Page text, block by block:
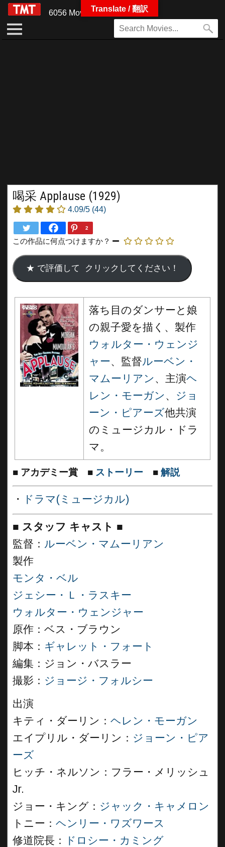
6056 Movies
喝采 Applause (1929)
4.09/5 (44)
2
この作品に何点つけますか？
落ち目のダンサーと娘
の親子愛を描く、製作
ウォルター・ウェンジ
ャー、監督ルーベン・
マムーリアン 、主演ヘ
レン・モーガン 、 ジョ
ーン・ピアーズ他共演
のミュージカル・ドラ
マ。
■ アカデミー賞 ■ ストーリー ■ 解説
・ ドラマ(ミュージカル)
■ スタッフ キャスト ■
監督： ルーベン・マムーリアン
製作
モンタ・ベル
ジェシー・Ｌ・ラスキー
ウォルター・ウェンジャー
原作：ベス・ブラウン
脚本： ギャレット・フォート
編集：ジョン・バスラー
撮影： ジョージ・フォルシー
出演
キティ・ダーリン： ヘレン・モーガン
エイプリル・ダーリン： ジョーン・ピア
ーズ
ヒッチ・ネルソン：フラー・メリッシュ
Jr.
ジョー・キング： ジャック・キャメロン
トニー： ヘンリー・ワズワース
修道院長：
ドロシー・カミング
Translate / 翻訳